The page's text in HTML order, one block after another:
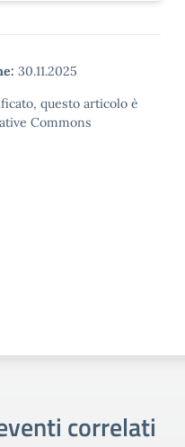
30.11.2025
questo articolo è
Commons
correlati